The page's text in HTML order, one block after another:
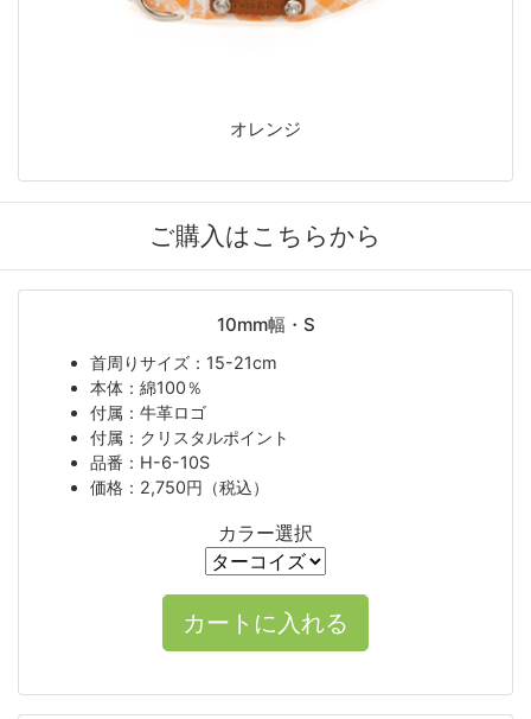
オレンジ
ご購入はこちらから
10mm幅・S
首周りサイズ：15-21cm
本体：綿100％
付属：牛革ロゴ
付属：クリスタルポイント
品番：H-6-10S
価格：2,750円（税込）
カラー選択